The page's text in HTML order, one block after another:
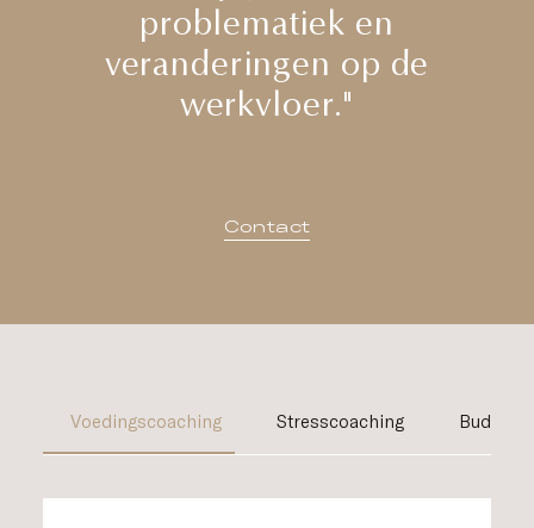
problematiek en
veranderingen op de
werkvloer."
Contact
Voedingscoaching Stresscoaching